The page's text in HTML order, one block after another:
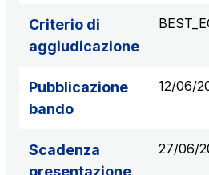
Criterio di
aggiudicazione
Pubblicazione
bando
12/06/
Scadenza
presentazione
27/06/